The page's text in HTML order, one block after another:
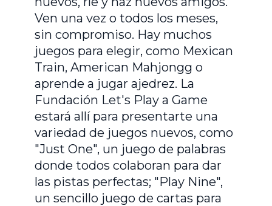
Ven una vez o todos los meses,
sin compromiso. Hay muchos
juegos para elegir, como Mexican
Train, American Mahjongg o
aprende a jugar ajedrez. La
Fundación Let's Play a Game
estará allí para presentarte una
variedad de juegos nuevos, como
"Just One", un juego de palabras
donde todos colaboran para dar
las pistas perfectas; "Play Nine",
un sencillo juego de cartas para